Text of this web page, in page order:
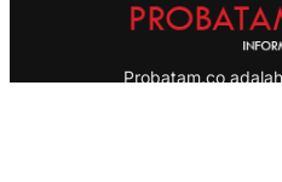
Probatam.co